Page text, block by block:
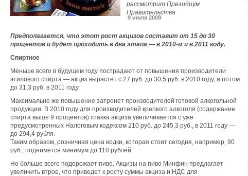
рассмотрит Президиум
Правительства
9 июля 2009
Предполагается, что этот рост акцизов составит от 15 до 30
процентов и будет проходить в два этапа — в 2010-м и в 2011 году.
Спиртное
Меньше всего в будущем году пострадают от повышения производители
этилового спирта — акциз вырастет с 27 руб. до 30,5 руб. в 2010 году, а потом
до 31,3 руб. в 2011 году.
Максимально же повышение затронет производителей готовой алкогольной
продукции. В 2010 году для производителей крепкого алкоголя (содержание
спирта выше 9 процентов) ставка акциза увеличивается с уже
предусмотренных Налоговым кодексом 210 руб. до 245,3 руб., в 2011 году —
до 294,4 рубля.
Таким образом, розничная цена водки, которая стоит сегодня, например, 90
руб., поднимется минимум до 110 рублей.
Но больше всего подорожает пиво. Акцизы на пиво Минфин предлагает
увеличить втрое, что приведет к росту суммы акциза и НДС для